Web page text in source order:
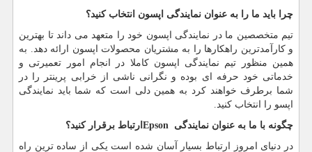
چرا باید ما را به عنوان نمایندگی اپسون انتخاب کنید؟
تیم متخصصین ما در نمایندگی اپسون خود را متعهد می داند تا بهترین
و کارآمدترین راهکارها را به مشتریان محصولات اپسون ارائه دهد. به
همین منظور تیم نمایندگی اپسون کاملا در انجام امور تعمیرتی و
خدماتی خود حرفه ای بوده و نگرانی ناشی از خرابی پرینتر را در
شما برطرف خواهند کرد به همین دلی است که شما باید نمایندگی
اپسو را انتخاب کنید.
چگونه با ما به عنوان نمایندگی Epson ارتباط برقرار کنید؟
در دنیای امروز ارتباط بسیار آسان شده است یکی از ساده ترین راه